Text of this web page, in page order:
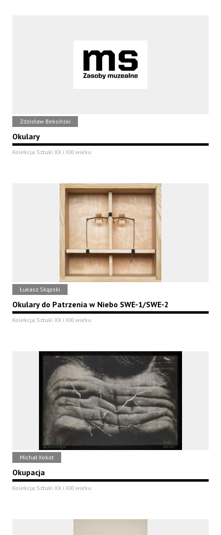
Zdzisław Beksiński
Okulary
Kolekcja Sztuki XX i XXI wieku
Łukasz Skąpski
Okulary do Patrzenia w Niebo SWE-1/SWE-2
Kolekcja Sztuki XX i XXI wieku
Michał Kokot
Okupacja
Kolekcja Sztuki XX i XXI wieku